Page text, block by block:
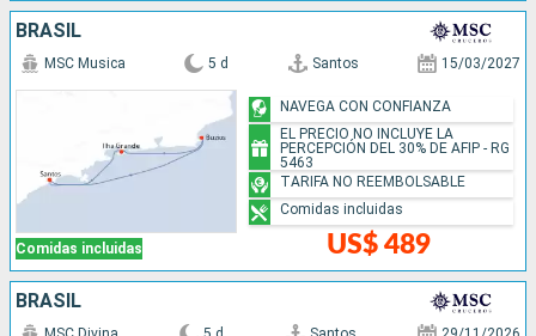
BRASIL
Comidas incluidas
MSC Musica 5 d Santos 15/03/2027
US$ 489
NAVEGA CON CONFIANZA
EL PRECIO NO INCLUYE LA
PERCEPCIÓN DEL 30% DE AFIP - RG
5463
TARIFA NO REEMBOLSABLE
Comidas incluidas
BRASIL